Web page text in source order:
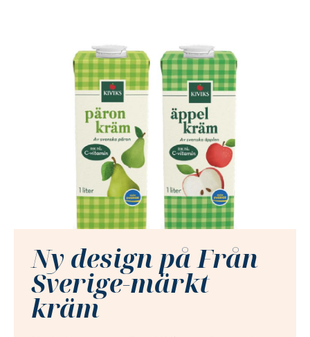
Ny design på Från
Sverige-märkt
kräm